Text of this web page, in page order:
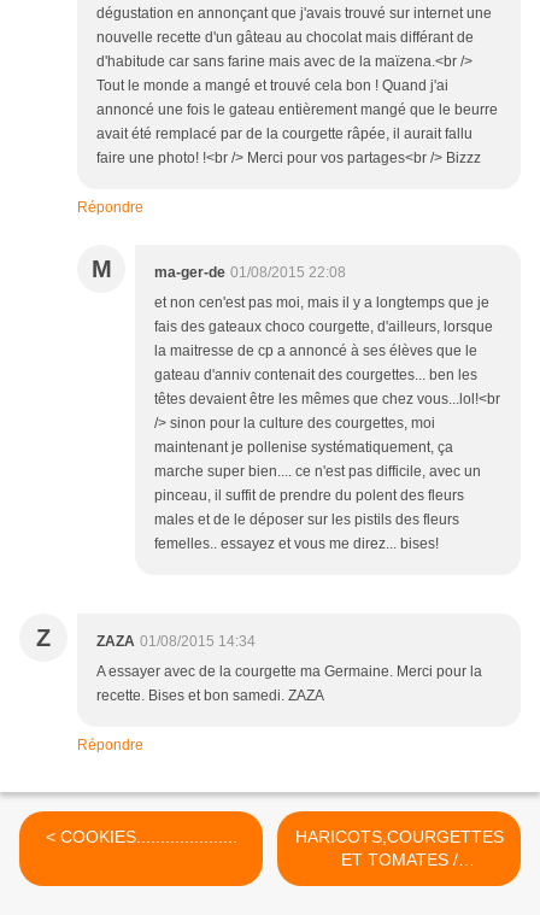
dégustation en annonçant que j'avais trouvé sur internet une
nouvelle recette d'un gâteau au chocolat mais différant de
d'habitude car sans farine mais avec de la maïzena.<br />
Tout le monde a mangé et trouvé cela bon ! Quand j'ai
annoncé une fois le gateau entièrement mangé que le beurre
avait été remplacé par de la courgette râpée, il aurait fallu
faire une photo! !<br /> Merci pour vos partages<br /> Bizzz
Répondre
M ma-ger-de 01/08/2015 22:08
et non cen'est pas moi, mais il y a longtemps que je
fais des gateaux choco courgette, d'ailleurs, lorsque
la maitresse de cp a annoncé à ses élèves que le
gateau d'anniv contenait des courgettes... ben les
têtes devaient être les mêmes que chez vous...lol!<br
/> sinon pour la culture des courgettes, moi
maintenant je pollenise systématiquement, ça
marche super bien.... ce n'est pas difficile, avec un
pinceau, il suffit de prendre du polent des fleurs
males et de le déposer sur les pistils des fleurs
femelles.. essayez et vous me direz... bises!
Z ZAZA 01/08/2015 14:34
A essayer avec de la courgette ma Germaine. Merci pour la
recette. Bises et bon samedi. ZAZA
Répondre
< COOKIES.....................
HARICOTS,COURGETTES
ET TOMATES /
CONSERVES EN